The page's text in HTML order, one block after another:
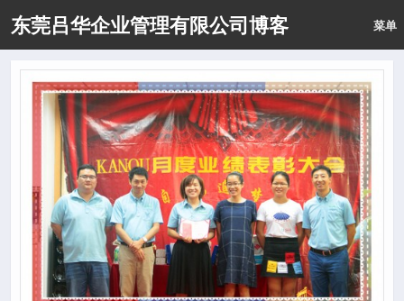
东莞吕华企业管理有限公司博客 菜单